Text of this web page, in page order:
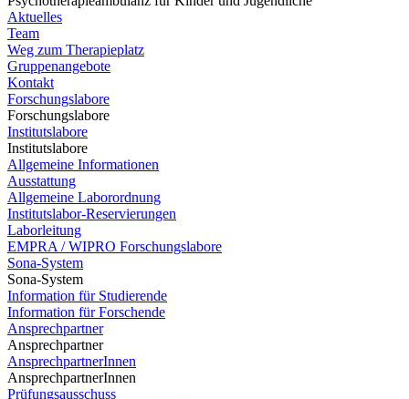
Aktuelles
Team
Weg zum Therapieplatz
Gruppenangebote
Kontakt
Forschungslabore
Forschungslabore
Institutslabore
Institutslabore
Allgemeine Informationen
Ausstattung
Allgemeine Laborordnung
Institutslabor-Reservierungen
Laborleitung
EMPRA / WIPRO Forschungslabore
Sona-System
Sona-System
Information für Studierende
Information für Forschende
Ansprechpartner
Ansprechpartner
AnsprechpartnerInnen
AnsprechpartnerInnen
Prüfungsausschuss